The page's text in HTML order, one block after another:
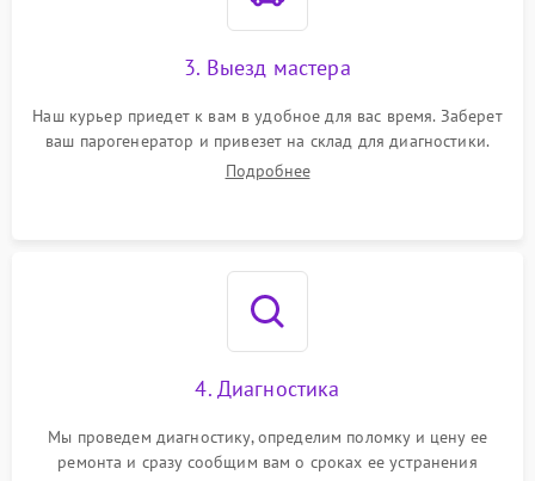
3. Выезд мастера
Наш курьер приедет к вам в удобное для вас время. Заберет
ваш парогенератор и привезет на склад для диагностики.
Подробнее
4. Диагностика
Мы проведем диагностику, определим поломку и цену ее
ремонта и сразу сообщим вам о сроках ее устранения